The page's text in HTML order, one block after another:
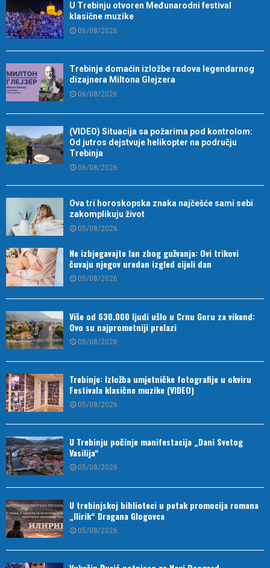
U Trebinju otvoren Međunarodni festival
klasične muzike
06/08/2026
Trebinje domaćin izložbe radova legendarnog
dizajnera Miltona Glejzera
06/08/2026
(VIDEO) Situacija sa požarima pod kontrolom:
Od jutros dejstvuje helikopter na području
Trebinja
06/08/2026
Ova tri horoskopska znaka najčešće sami sebi
zakomplikuju život
05/08/2026
Ne izbjegavajte lan zbog gužvanja: Ovi trikovi
čuvaju njegov uredan izgled cijeli dan
05/08/2026
Više od 630.000 ljudi ušlo u Crnu Goru za vikend:
Ovo su najprometniji prelazi
05/08/2026
Trebinje: Izložba umjetničke fotografije u okviru
Festivala klasične muzike (VIDEO)
05/08/2026
U Trebinju počinje manifestacija „Dani Svetog
Vasilija“
05/08/2026
U trebinjskoj biblioteci u petak promocija romana
„Ilirik“ Dragana Glogovca
05/08/2026